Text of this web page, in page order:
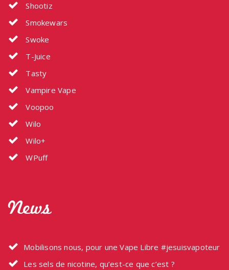
Shootiz
Smokewars
Swoke
T-Juice
Tasty
Vampire Vape
Voopoo
Wilo
Wilo+
WPuff
News
Mobilisons nous, pour une Vape Libre #jesuisvapoteur
Les sels de nicotine, qu’est-ce que c’est ?